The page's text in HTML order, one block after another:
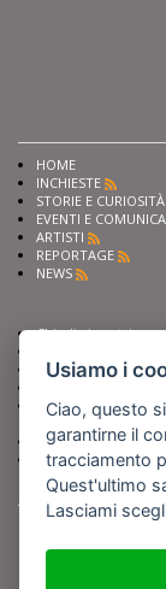
HOME
INCHIESTE
STORIE E CURIOSITÀ
EVENTI E
ARTISTI
REPORTAGE
NEWS
Chiedi ai nostri
Fai pubblicità con
Iscriviti al nostro
giornalismo
Compra i nostri libri
Entra in Barinedita
Copyright
logo di Barinedita
detiene i Diritti
Usiamo i
Ciao, questo
garantirne il
tracciamento
Quest'ultimo
Lasciami